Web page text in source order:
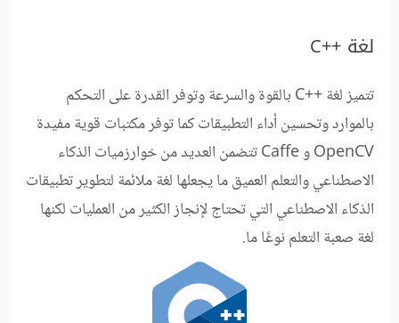
لغة C++‎
تتميز لغة C++‎ بالقوة والسرعة وتوفر القدرة على التحكم
بالموارد وتحسين أداء التطبيقات كما توفر مكتبات قوية مفيدة
OpenCV و Caffe تتضمن العديد من خوارزميات الذكاء
الاصطناعي والتعلم العميق ما يجعلها لغة ملائمة لتطوير تطبيقات
الذكاء الاصطناعي التي تحتاج لإنجاز الكثير من العمليات لكنها
لغة صعبة التعلم نوعًا ما.